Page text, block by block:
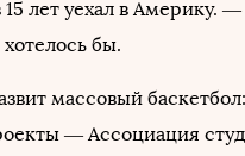
лет уехал в Америку.
бы.
массовый
— Ассоциация